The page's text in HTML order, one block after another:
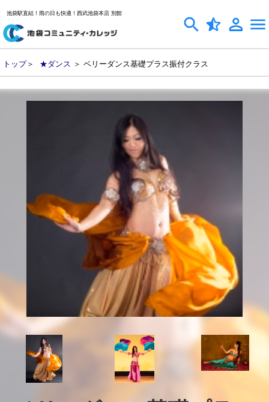
池袋駅直結！雨の日も快適！西武池袋本店 別館
トップ＞ ★ダンス ＞ ベリーダンス基礎プラス振付クラス